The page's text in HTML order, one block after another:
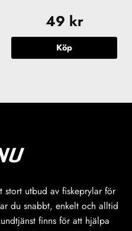
49 kr
Köp
stort utbud av fiskeprylar för
du snabbt, enkelt och alltid
finns för att hjälpa